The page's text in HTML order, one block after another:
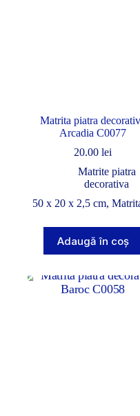
Matrita piatra
Arcadia C0077
20.00 lei
Matrite piatra
decorativa
50 x 20 x 2,5 cm,
Adaugă în coș